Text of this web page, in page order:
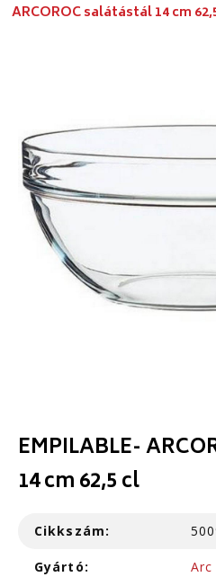
ARCOROC salátástál 14 cm
EMPILABLE-
14 cm 62,5 cl
Cikkszám:
Gyártó: Arc